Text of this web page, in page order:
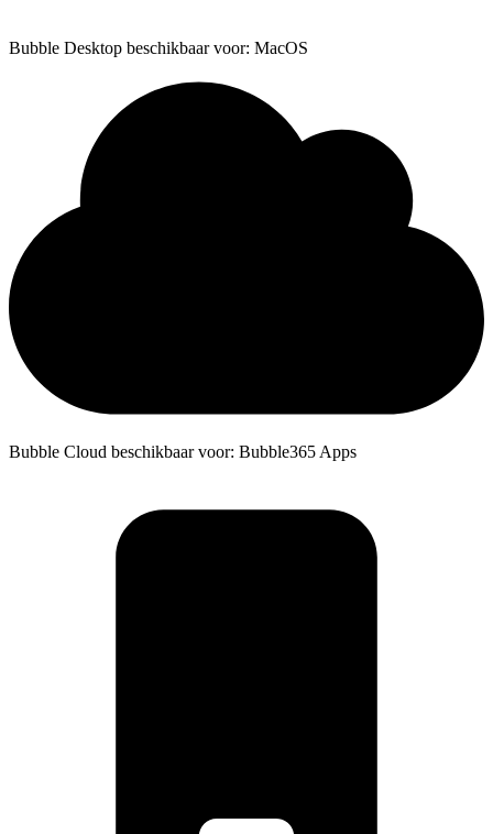
Bubble Desktop beschikbaar voor: MacOS
Bubble Cloud beschikbaar voor: Bubble365 Apps